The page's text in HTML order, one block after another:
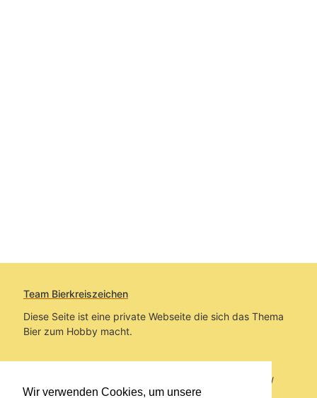
Wir verwenden Cookies, um unsere
Team Bierkreiszeichen
Diese Seite ist eine private Webseite die sich das Thema
Bier zum Hobby macht.
Sie befinden sich auf https://www.bierkreiszeichen.at/